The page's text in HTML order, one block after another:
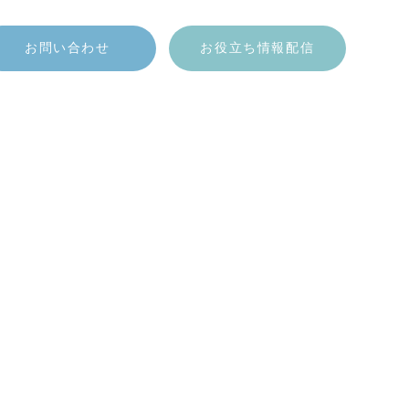
お問い合わせ お役立ち情報配信